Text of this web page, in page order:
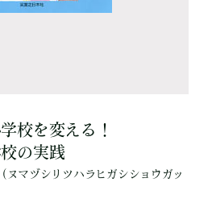
校を変える！
の実践
ヌマヅシリツハラヒガシショウガッ